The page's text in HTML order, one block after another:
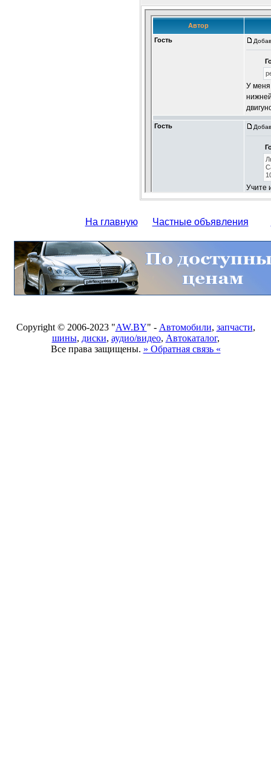
На главную Частные объявления
Copyright © 2006-2023 "AW.BY" - Автомобили, запчасти,
шины, диски, аудио/видео, Автокаталог,
Все права защищены. » Обратная связь «